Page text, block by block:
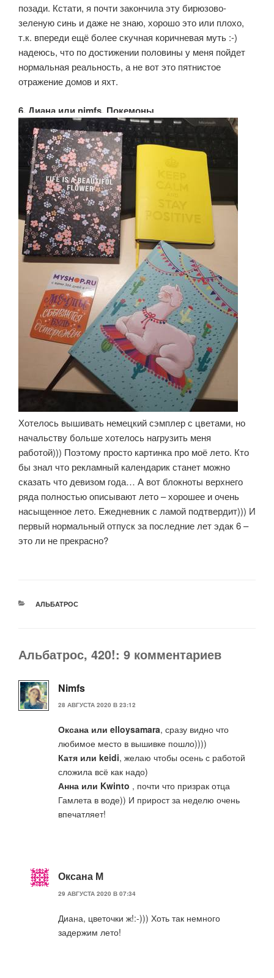
позади. Кстати, я почти закончила эту бирюзово-
зеленую синь и даже не знаю, хорошо это или плохо,
т.к. впереди ещё более скучная коричневая муть :-)
надеюсь, что по достижении половины у меня пойдет
нормальная реальность, а не вот это пятнистое
отражение домов и яхт.
6. Диана или nimfs, Покемоны
Хотелось вышивать немецкий сэмплер с цветами, но
начальству больше хотелось нагрузить меня
работой))) Поэтому просто картинка про моё лето. Кто
бы знал что рекламный календарик станет можно
сказать что девизом года… А вот блокноты верхнего
ряда полностью описывают лето – хорошее и очень
насыщенное лето. Ежедневник с ламой подтвердит))) И
первый нормальный отпуск за последние лет эдак 6 –
это ли не прекрасно?
РУБРИКИ
АЛЬБАТРОС
Альбатрос, 420!: 9 комментариев
Nimfs
28 АВГУСТА 2020 В 23:12
Оксана или elloysamara, сразу видно что
любимое место в вышивке пошло))))
Катя или keidi, желаю чтобы осень с работой
сложила всё как надо)
Анна или Kwinto , почти что призрак отца
Гамлета в воде)) И прирост за неделю очень
впечатляет!
Оксана М
29 АВГУСТА 2020 В 07:34
Диана, цветочки ж!:-))) Хоть так немного
задержим лето!